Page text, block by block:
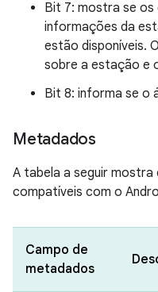
Bit 7: mostra se os
informações da
estão disponíveis.
sobre a estação e
Bit 8: informa se o
Metadados
A tabela a seguir
compatíveis com o
Campo de
metadados